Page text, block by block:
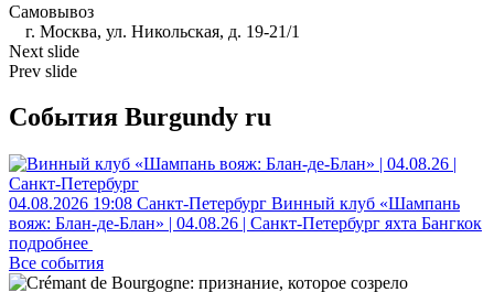
Самовывоз
г. Москва, ул. Никольская, д. 19-21/1
Next slide
Prev slide
События Burgundy ru
04.08.2026 19:08 Санкт-Петербург Винный клуб «Шампань
вояж: Блан-де-Блан» | 04.08.26 | Санкт-Петербург яхта Бангкок
подробнее
Все события